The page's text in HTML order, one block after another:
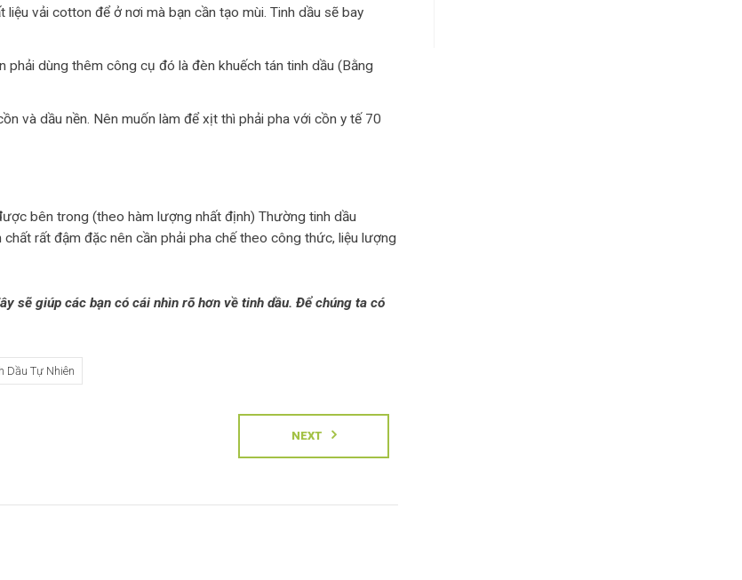
vải cotton để ở nơi mà bạn cần tạo mùi. Tinh dầu sẽ bay
phải dùng thêm công cụ đó là đèn khuếch tán tinh dầu (Bằng
và dầu nền. Nên muốn làm để xịt thì phải pha với cồn y tế 70
bên trong (theo hàm lượng nhất định) Thường tinh dầu
rất đậm đặc nên cần phải pha chế theo công thức, liệu lượng
sẽ giúp các bạn có cái nhìn rõ hơn về tinh dầu. Để chúng ta có
Dầu Tự Nhiên
NEXT